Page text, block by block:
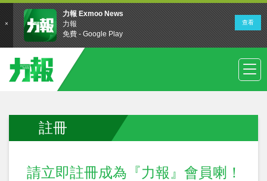
註冊
請立即註冊成為『力報』會員喇！